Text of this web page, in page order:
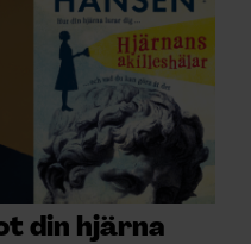
din hjärna